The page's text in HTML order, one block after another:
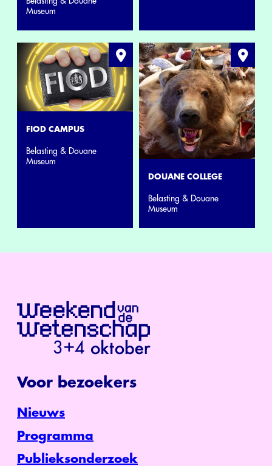
Museum
FIOD CAMPUS
Belasting & Douane
Museum
DOUANE COLLEGE
Belasting & Douane
Museum
Voor bezoekers
Nieuws
Programma
Publieksonderzoek